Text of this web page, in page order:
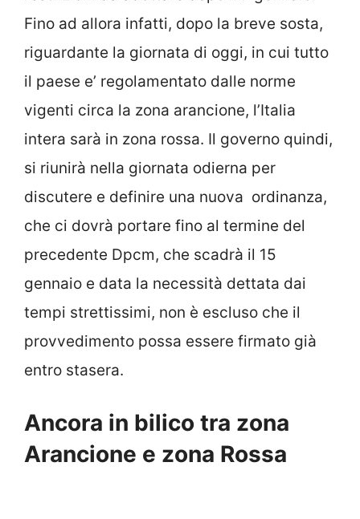
Fino ad allora infatti, dopo la breve sosta,
riguardante la giornata di oggi, in cui tutto
il paese e’ regolamentato dalle norme
vigenti circa la zona arancione, l’Italia
intera sarà in zona rossa. Il governo quindi,
si riunirà nella giornata odierna per
discutere e definire una nuova ordinanza,
che ci dovrà portare fino al termine del
precedente Dpcm, che scadrà il 15
gennaio e data la necessità dettata dai
tempi strettissimi, non è escluso che il
provvedimento possa essere firmato già
entro stasera.
Ancora in bilico tra zona
Arancione e zona Rossa